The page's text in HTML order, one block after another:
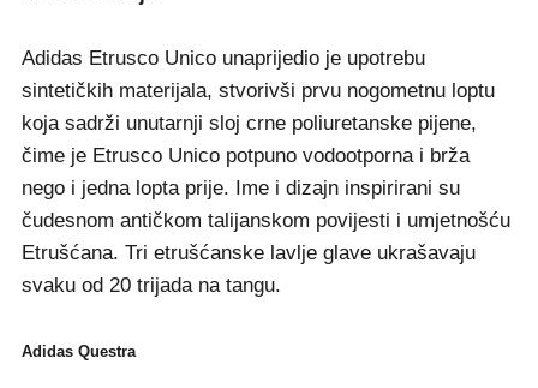
Adidas Etrusco Unico unaprijedio je upotrebu
sintetičkih materijala, stvorivši prvu nogometnu loptu
koja sadrži unutarnji sloj crne poliuretanske pijene,
čime je Etrusco Unico potpuno vodootporna i brža
nego i jedna lopta prije. Ime i dizajn inspirirani su
čudesnom antičkom talijanskom povijesti i umjetnošću
Etrušćana. Tri etrušćanske lavlje glave ukrašavaju
svaku od 20 trijada na tangu.
Adidas Questra